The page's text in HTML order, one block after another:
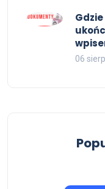
06